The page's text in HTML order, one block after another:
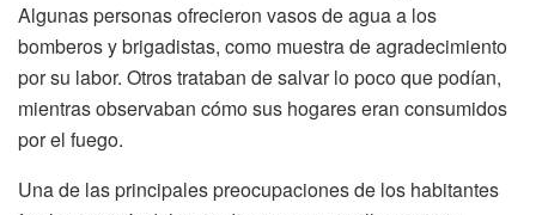
Algunas personas ofrecieron vasos de agua a los
bomberos y brigadistas, como muestra de agradecimiento
por su labor. Otros trataban de salvar lo poco que podían,
mientras observaban cómo sus hogares eran consumidos
por el fuego.
Una de las principales preocupaciones de los habitantes